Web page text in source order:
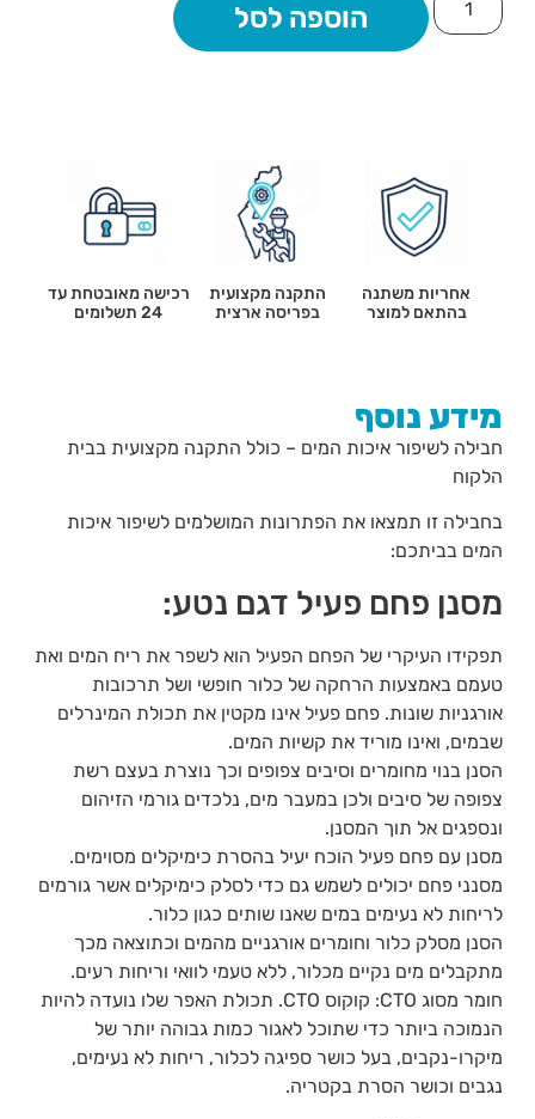
הוספה לסל
אחריות משתנה
בהתאם למוצר
התקנה מקצועית
בפריסה ארצית
רכישה מאובטחת עד
24 תשלומים
מידע נוסף
חבילה לשיפור איכות המים – כולל התקנה מקצועית בבית
הלקוח
בחבילה זו תמצאו את הפתרונות המושלמים לשיפור איכות
המים בביתכם:
מסנן פחם פעיל דגם נטע:
תפקידו העיקרי של הפחם הפעיל הוא לשפר את ריח המים ואת
טעמם באמצעות הרחקה של כלור חופשי ושל תרכובות
אורגניות שונות. פחם פעיל אינו מקטין את תכולת המינרלים
שבמים, ואינו מוריד את קשיות המים.
הסנן בנוי מחומרים וסיבים צפופים וכך נוצרת בעצם רשת
צפופה של סיבים ולכן במעבר מים, נלכדים גורמי הזיהום
ונספגים אל תוך המסנן.
מסנן עם פחם פעיל הוכח יעיל בהסרת כימיקלים מסוימים.
מסנני פחם יכולים לשמש גם כדי לסלק כימיקלים אשר גורמים
לריחות לא נעימים במים שאנו שותים כגון כלור.
הסנן מסלק כלור וחומרים אורגניים מהמים וכתוצאה מכך
מתקבלים מים נקיים מכלור, ללא טעמי לוואי וריחות רעים.
חומר מסוג CTO: קוקוס CTO. תכולת האפר שלו נועדה להיות
הנמוכה ביותר כדי שתוכל לאגור כמות גבוהה יותר של
מיקרו-נקבים, בעל כושר ספיגה לכלור, ריחות לא נעימים,
נגבים וכושר הסרת בקטריה.